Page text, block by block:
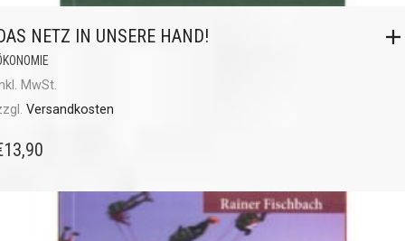
NETZ IN UNSERE HAND!
MwSt.
Versandkosten
13,90